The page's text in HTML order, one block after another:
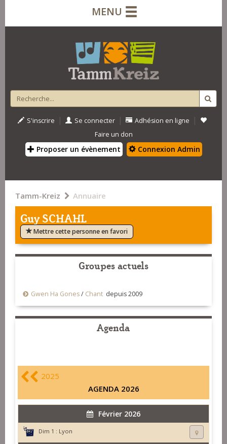
MENU
S'inscrire | Se connecter | Adhésion en ligne |
Faire un don
Proposer un évènement Connexion Admin
Tamm-Kreiz Annuaire
Guy SCHAHL
Mettre cette personne en favori
Groupes actuels
Gwen Ha Gones/ Chant depuis 2009
Agenda
2025
AGENDA 2026
Février 2026
Dim 1 : Lyon